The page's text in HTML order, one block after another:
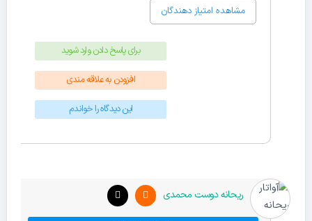
مشاهده امتیاز دهندگان
برای پاسخ دادن وارد شوید
افزودن به علاقه مندی
این دیدگاه را خواندم
ریحانه دوست محمدی